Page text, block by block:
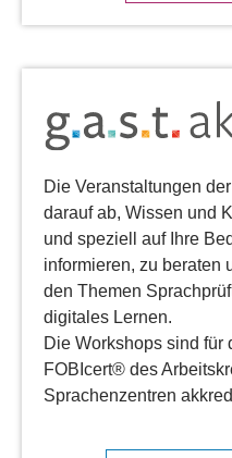
Die Veranstaltungen
darauf ab, Wissen und
und speziell auf Ihre
informieren, zu beraten
den Themen
digitales Lernen.
Die Workshops sind für
FOBIcert® des
Sprachenzentren